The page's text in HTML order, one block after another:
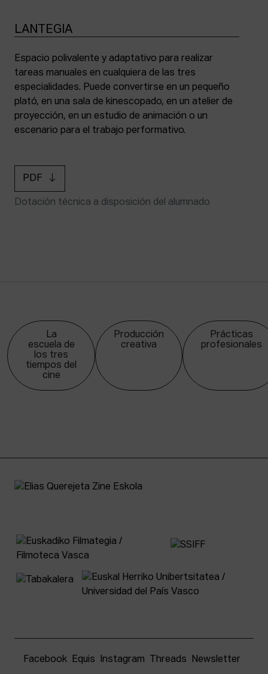
LANTEGIA
Espacio polivalente y adaptativo para realizar
tareas manuales en cualquiera de las tres
especialidades. Puede convertirse en un pequeño
plató, en una sala de kinescopado, en un atelier de
proyección, en un estudio de animación o un
escenario para el trabajo performativo.
PDF
Dotación técnica a disposición del alumnado
La
escuela de
los tres
tiempos del
cine
Producción
creativa
Prácticas
profesionales
Facebook Equis Instagram Threads Newsletter